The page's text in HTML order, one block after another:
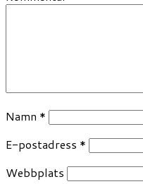
Namn *
E-postadress *
Webbplats